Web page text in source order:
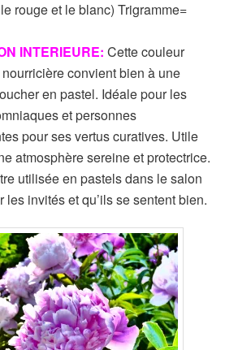
rouge et le blanc) Trigramme=
INTERIEURE: Cette couleur
convient bien à une
en pastel. Idéale pour les
et personnes
pour ses vertus curatives. Utile
atmosphère sereine et protectrice.
utilisée en pastels dans le salon
les invités et qu’ils se sentent bien.